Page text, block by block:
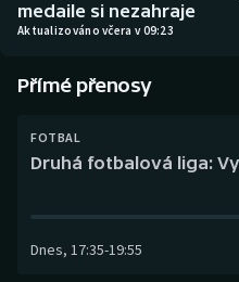
Boby a skeleton
Box
AZ kvíz
medaile si nezahraje
Aktualizováno včera v 09:23
Přímé přenosy
FOTBAL
Druhá fotbalová liga:
Dnes, 17:35-19:55